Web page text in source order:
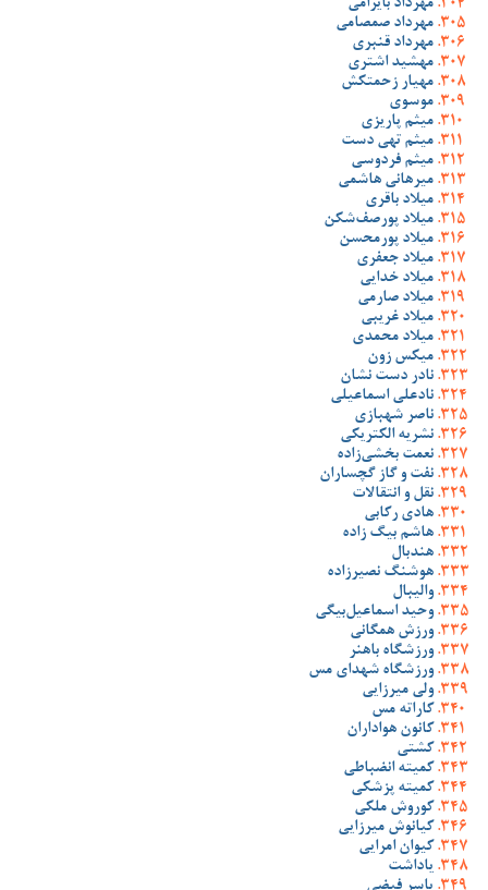
مهرداد بایرامی
مهرداد صمصامی
مهرداد قنبری
مهشید اشتری
مهیار زحمتکش
موسوی
میثم پاریزی
میثم تهی دست
میثم فردوسی
میرهانی هاشمی
میلاد باقری
میلاد پورصف‌شکن
میلاد پورمحسن
میلاد جعفری
میلاد خدایی
میلاد صارمی
میلاد غریبی
میلاد محمدی
میکس زون
نادر دست نشان
نادعلی اسماعیلی
ناصر شهبازی
نشریه الکتریکی
نعمت بخشی‌زاده
نفت و گاز گچساران
نقل و انتقالات
هادی رکابی
هاشم بیگ زاده
هندبال
هوشنگ نصیرزاده
والیبال
وحید اسماعیل‌بیگی
ورزش همگانی
ورزشگاه باهنر
ورزشگاه شهدای مس
ولی میرزایی
کاراته مس
کانون هواداران
کشتی
کمیته انضباطی
کمیته پزشکی
کوروش ملکی
کیانوش میرزایی
کیوان امرایی
یاداشت